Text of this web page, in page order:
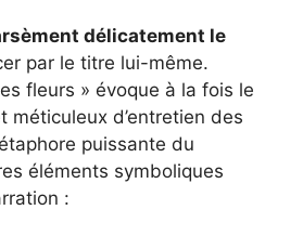
délicatement le
par le titre lui-même.
fleurs » évoque à la fois le
méticuleux d’entretien des
puissante du
éléments symboliques
: